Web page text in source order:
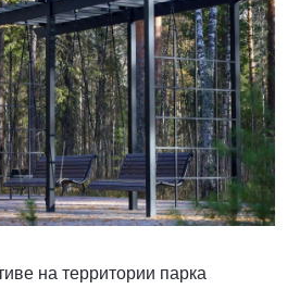
на территории парка